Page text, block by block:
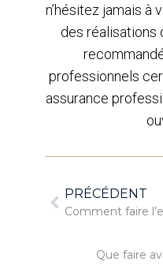
n’hésitez jamais à
des réalisations
professionnels
assurance
PRÉCÉDENT
Que faire